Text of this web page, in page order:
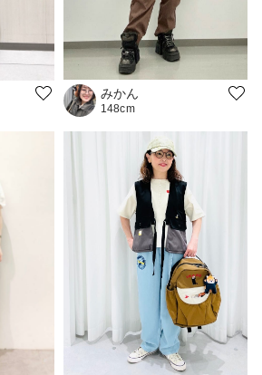
みかん
148cm